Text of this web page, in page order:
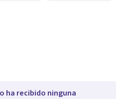
ha recibido ninguna